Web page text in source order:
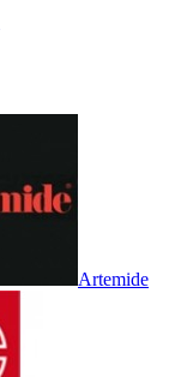
Artemide